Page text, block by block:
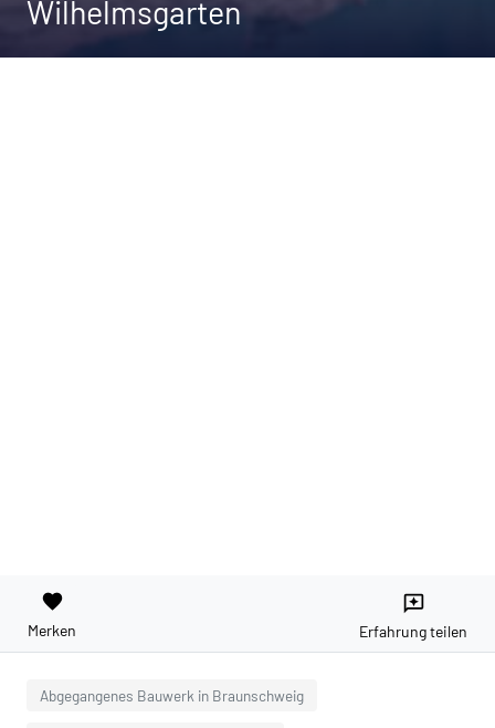
Wilhelmsgarten
favorite
Merken
reviews
Erfahrung teilen
Abgegangenes Bauwerk in Braunschweig